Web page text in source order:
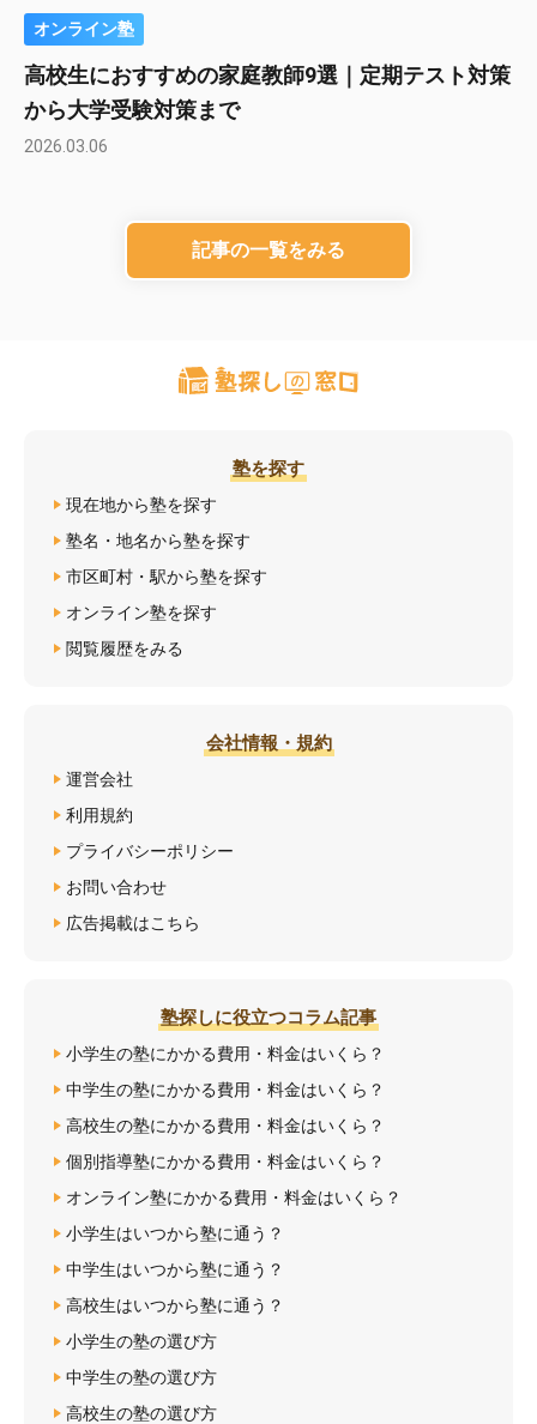
オンライン塾
高校生におすすめの家庭教師9選｜定期テスト対策
から大学受験対策まで
2026.03.06
記事の一覧をみる
塾を探す
現在地から塾を探す
塾名・地名から塾を探す
市区町村・駅から塾を探す
オンライン塾を探す
閲覧履歴をみる
会社情報・規約
運営会社
利用規約
プライバシーポリシー
お問い合わせ
広告掲載はこちら
塾探しに役立つコラム記事
小学生の塾にかかる費用・料金はいくら？
中学生の塾にかかる費用・料金はいくら？
高校生の塾にかかる費用・料金はいくら？
個別指導塾にかかる費用・料金はいくら？
オンライン塾にかかる費用・料金はいくら？
小学生はいつから塾に通う？
中学生はいつから塾に通う？
高校生はいつから塾に通う？
小学生の塾の選び方
中学生の塾の選び方
高校生の塾の選び方